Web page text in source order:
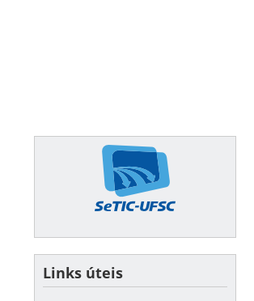
Links úteis